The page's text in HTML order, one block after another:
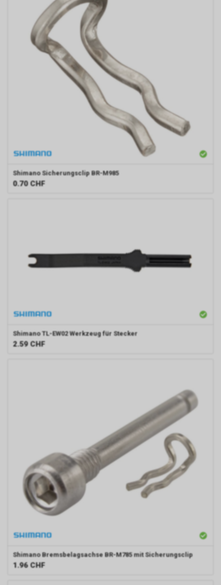
Shimano Sicherungsclip BR-M985
0.70 CHF
Shimano TL-EW02 Werkzeug für Stecker
2.59 CHF
Shimano Bremsbelagsachse BR-M785 mit Sicherungsclip
1.96 CHF